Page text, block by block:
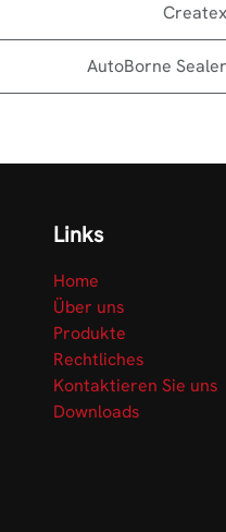
Createx
AutoBorne Sealer
Links
Home
Über uns
Produkte
Rechtliches
Kontaktieren Sie uns
Downloads